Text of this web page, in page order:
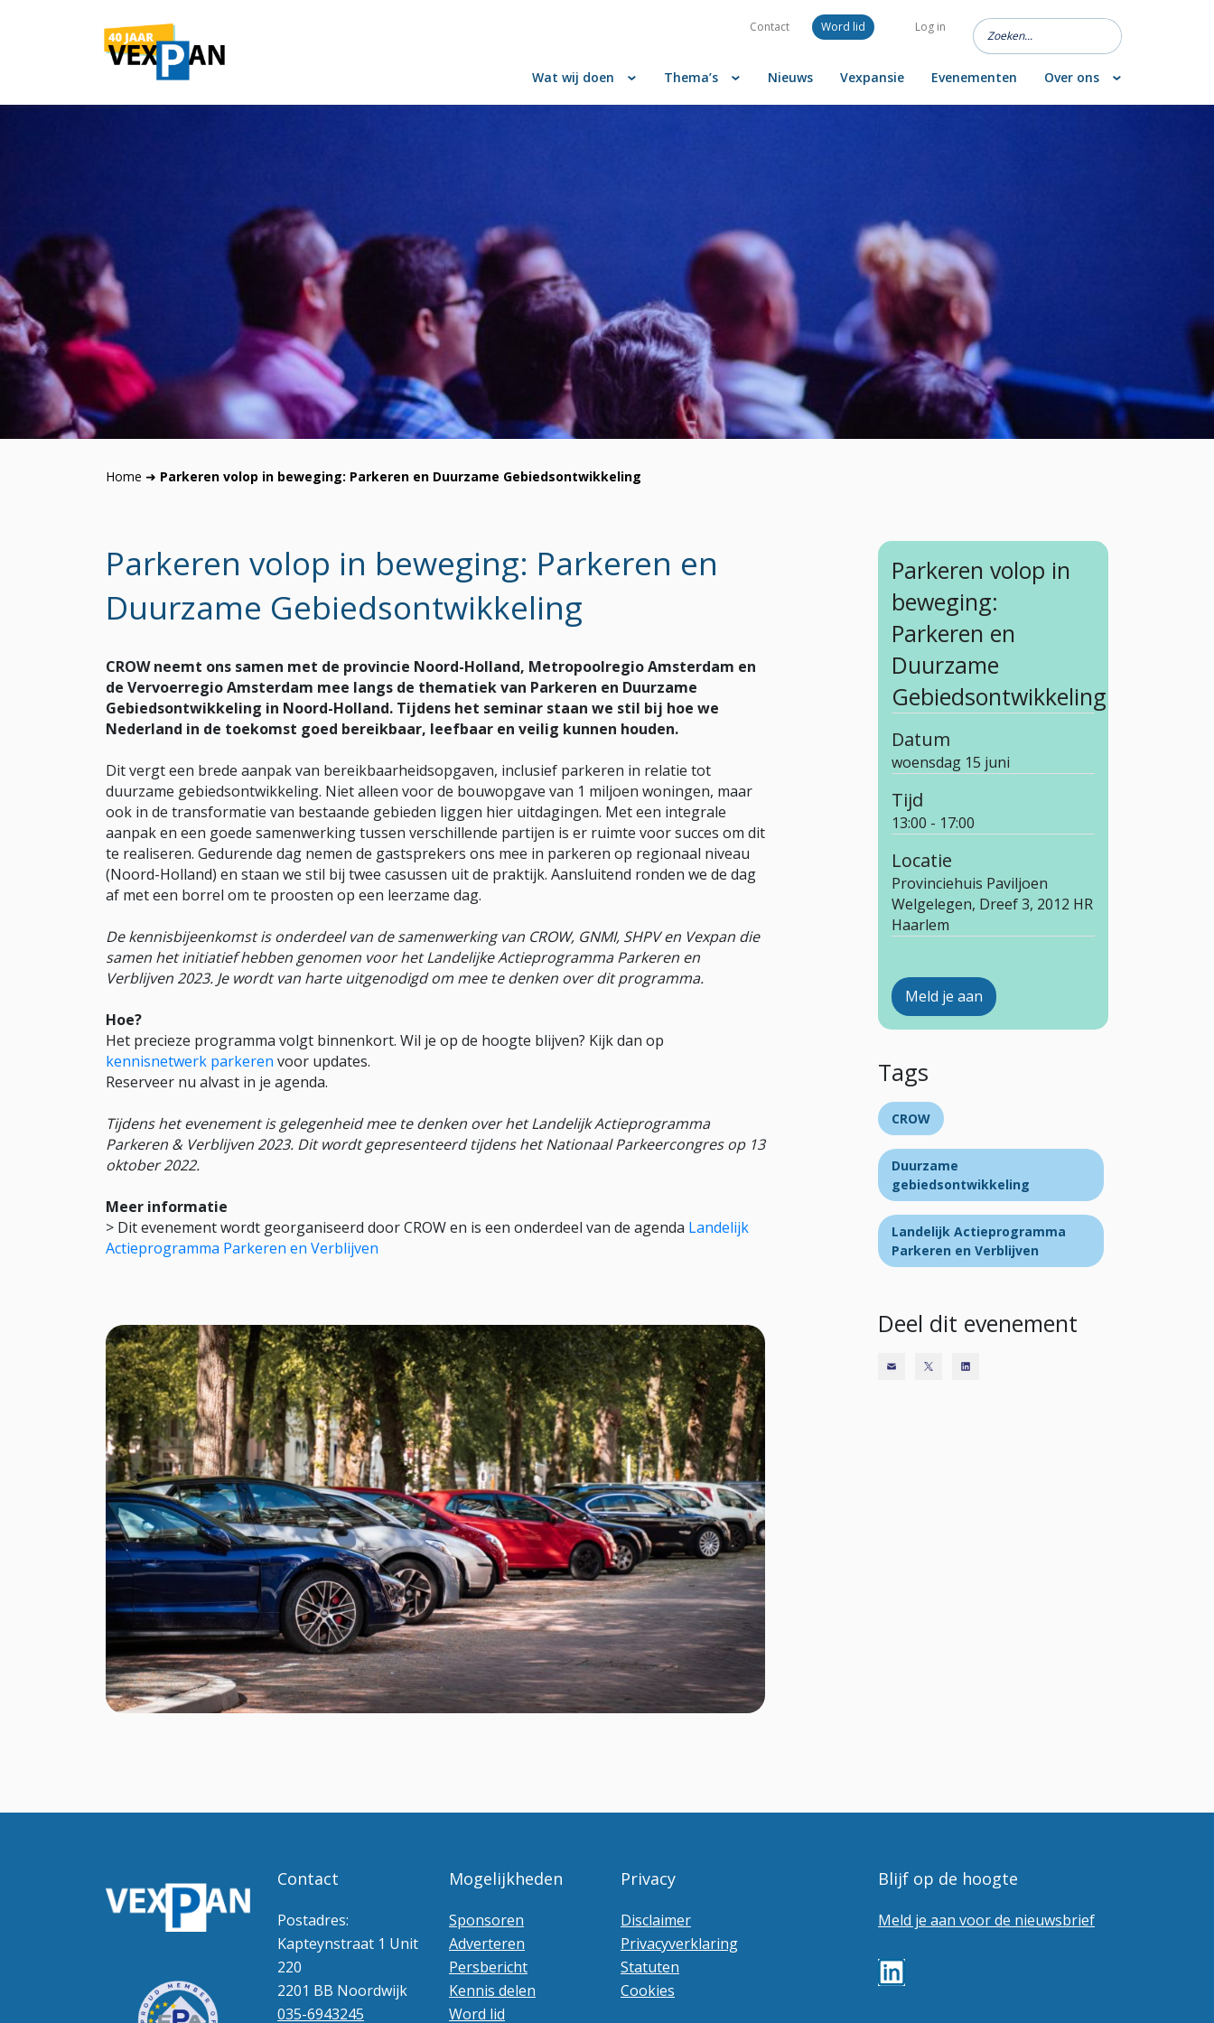
Contact Word lid Log in
Wat wij doen Thema’s Nieuws Vexpansie Evenementen Over ons
Home ➜ Parkeren volop in beweging: Parkeren en Duurzame Gebiedsontwikkeling
Parkeren volop in beweging: Parkeren en
Duurzame Gebiedsontwikkeling
CROW neemt ons samen met de provincie Noord-Holland, Metropoolregio Amsterdam en
de Vervoerregio Amsterdam mee langs de thematiek van Parkeren en Duurzame
Gebiedsontwikkeling in Noord-Holland. Tijdens het seminar staan we stil bij hoe we
Nederland in de toekomst goed bereikbaar, leefbaar en veilig kunnen houden.
Dit vergt een brede aanpak van bereikbaarheidsopgaven, inclusief parkeren in relatie tot
duurzame gebiedsontwikkeling. Niet alleen voor de bouwopgave van 1 miljoen woningen, maar
ook in de transformatie van bestaande gebieden liggen hier uitdagingen. Met een integrale
aanpak en een goede samenwerking tussen verschillende partijen is er ruimte voor succes om dit
te realiseren. Gedurende dag nemen de gastsprekers ons mee in parkeren op regionaal niveau
(Noord-Holland) en staan we stil bij twee casussen uit de praktijk. Aansluitend ronden we de dag
af met een borrel om te proosten op een leerzame dag.
De kennisbijeenkomst is onderdeel van de samenwerking van CROW, GNMI, SHPV en Vexpan die
samen het initiatief hebben genomen voor het Landelijke Actieprogramma Parkeren en
Verblijven 2023. Je wordt van harte uitgenodigd om mee te denken over dit programma.
Hoe?
Het precieze programma volgt binnenkort. Wil je op de hoogte blijven? Kijk dan op
kennisnetwerk parkeren voor updates.
Reserveer nu alvast in je agenda.
Tijdens het evenement is gelegenheid mee te denken over het Landelijk Actieprogramma
Parkeren & Verblijven 2023. Dit wordt gepresenteerd tijdens het Nationaal Parkeercongres op 13
oktober 2022.
Meer informatie
> Dit evenement wordt georganiseerd door CROW en is een onderdeel van de agenda Landelijk
Actieprogramma Parkeren en Verblijven
Parkeren volop in
beweging:
Parkeren en
Duurzame
Gebiedsontwikkeling
Datum
woensdag 15 juni
Tijd
13:00 - 17:00
Locatie
Provinciehuis Paviljoen
Welgelegen, Dreef 3, 2012 HR
Haarlem
Meld je aan
Tags
CROW
Duurzame
gebiedsontwikkeling
Landelijk Actieprogramma
Parkeren en Verblijven
Deel dit evenement
Contact
Postadres:
Kapteynstraat 1 Unit
220
2201 BB Noordwijk
035-6943245
Mogelijkheden
Sponsoren
Adverteren
Persbericht
Kennis delen
Word lid
Privacy
Disclaimer
Privacyverklaring
Statuten
Cookies
Blijf op de hoogte
Meld je aan voor de nieuwsbrief